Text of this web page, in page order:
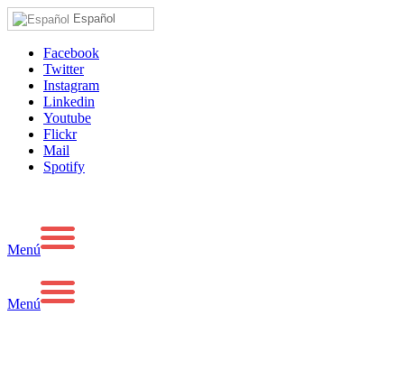
Español
Facebook
Twitter
Instagram
Linkedin
Youtube
Flickr
Mail
Spotify
Menú
Menú